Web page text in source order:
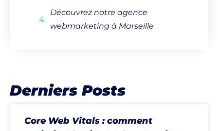
Découvrez notre agence
webmarketing à Marseille
Derniers Posts
Core Web Vitals : comment